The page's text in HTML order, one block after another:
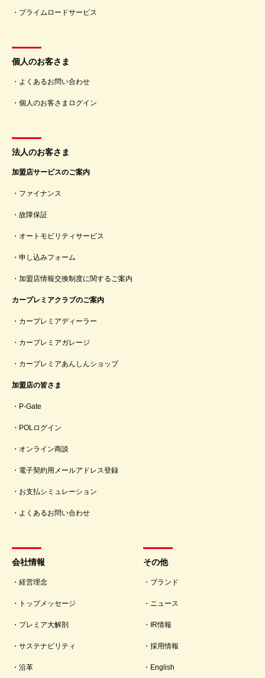
プライムロードサービス
個人のお客さま
よくあるお問い合わせ
個人のお客さまログイン
法人のお客さま
加盟店サービスのご案内
ファイナンス
故障保証
オートモビリティサービス
申し込みフォーム
加盟店情報交換制度に関するご案内
カープレミアクラブのご案内
カープレミアディーラー
カープレミアガレージ
カープレミアあんしんショップ
加盟店の皆さま
P-Gate
POLログイン
オンライン商談
電子契約用メールアドレス登録
お支払シミュレーション
よくあるお問い合わせ
会社情報
経営理念
トップメッセージ
プレミア大解剖
サステナビリティ
沿革
その他
ブランド
ニュース
IR情報
採用情報
English